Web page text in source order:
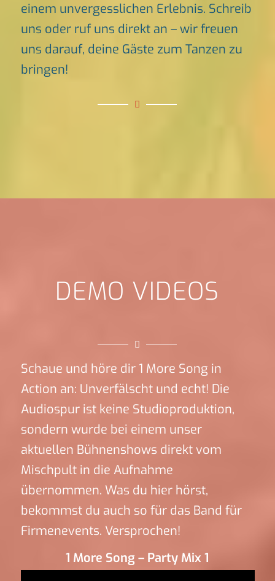
einem unvergesslichen Erlebnis. Schreib
uns oder ruf uns direkt an – wir freuen
uns darauf, deine Gäste zum Tanzen zu
bringen!
DEMO VIDEOS
Schaue und höre dir 1 More Song in
Action an: Unverfälscht und echt! Die
Audiospur ist keine Studioproduktion,
sondern wurde bei einem unser
aktuellen Bühnenshows direkt vom
Mischpult in die Aufnahme
übernommen. Was du hier hörst,
bekommst du auch so für das Band für
Firmenevents. Versprochen!
1 More Song – Party Mix 1